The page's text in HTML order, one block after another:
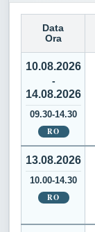
Data
Ora
10.08.2026
-
14.08.2026
09.30-14.30
RO
13.08.2026
10.00-14.30
RO